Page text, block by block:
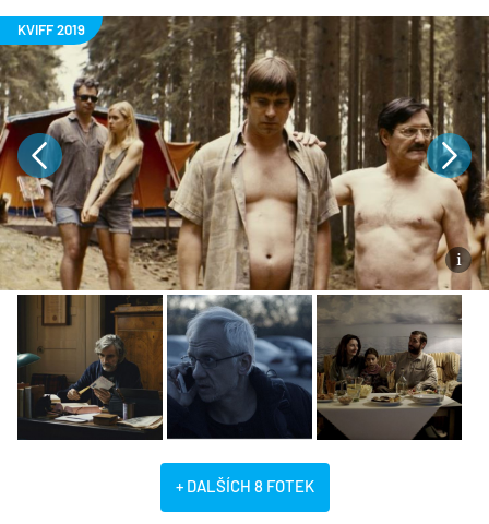
+ DALŠÍCH 8 FOTEK